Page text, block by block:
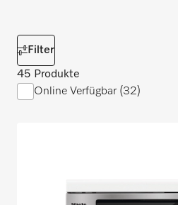
Filter
45 Produkte
Online Verfügbar (32)